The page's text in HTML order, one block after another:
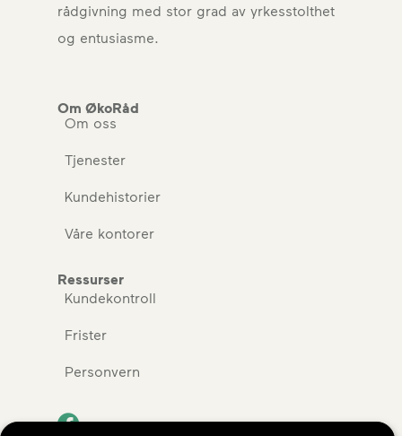
rådgivning med stor grad av yrkesstolthet
og entusiasme.
Om ØkoRåd
Om oss
Tjenester
Kundehistorier
Våre kontorer
Ressurser
Kundekontroll
Frister
Personvern